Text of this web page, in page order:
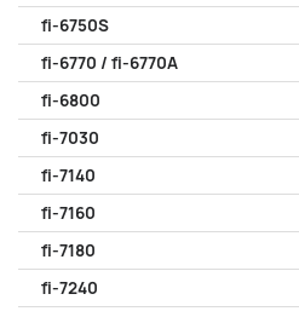
fi-6750S
fi-6770 / fi-6770A
fi-6800
fi-7030
fi-7140
fi-7160
fi-7180
fi-7240